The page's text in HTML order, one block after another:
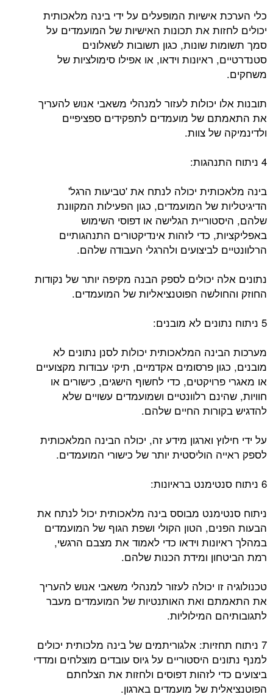
כלי הערכת אישיות המופעלים על ידי בינה מלאכותית
יכולים לחזות את תכונות האישיות של המועמדים על
סמך תשומות שונות, כגון תשובות לשאלונים
סטנדרטיים, ראיונות וידאו, או אפילו סימולציות של
משחקים.
תובנות אלו יכולות לעזור למנהלי משאבי אנוש להעריך
את התאמתם של מועמדים לתפקידים ספציפיים
ולדינמיקה של צוות.
4 ניתוח התנהגות:
בינה מלאכותית יכולה לנתח את 'טביעות הרגל'
הדיגיטליות של המועמדים, כגון הפעילות המקוונת
שלהם, היסטוריית הגלישה או דפוסי השימוש
באפליקציות, כדי לזהות אינדיקטורים התנהגותיים
הרלוונטיים לביצועים ולהרגלי העבודה שלהם.
נתונים אלה יכולים לספק הבנה מקיפה יותר של נקודות
החוזק והחולשה הפוטנציאליות של המועמדים.
5 ניתוח נתונים לא מובנים:
מערכות הבינה המלאכותית יכולות לסנן נתונים לא
מובנים, כגון פרסומים אקדמיים, תיקי עבודות מקצועיים
או מאגרי פרויקטים, כדי לחשוף הישגים, כישורים או
חוויות, שהינם רלוונטיים ושמועמדים עשויים שלא
להדגיש בקורות החיים שלהם.
על ידי חילוץ וארגון מידע זה, יכולה הבינה המלאכותית
לספק ראייה הוליסטית יותר של כישורי המועמדים.
6 ניתוח סנטימנט בראיונות:
ניתוח סנטימנט מבוסס בינה מלאכותית יכול לנתח את
הבעות הפנים, הטון הקולי ושפת הגוף של המועמדים
במהלך ראיונות וידאו כדי לאמוד את מצבם הרגשי,
רמת הביטחון ומידת הכנות שלהם.
טכנולוגיה זו יכולה לעזור למנהלי משאבי אנוש להעריך
את התאמתם ואת האותנטיות של המועמדים מעבר
לתגובותיהם המילוליות.
7 ניתוח תחזיות: אלגוריתמים של בינה מלכותית יכולים
למנף נתונים היסטוריים על גיוס עובדים מוצלחים ומדדי
ביצועים כדי לזהות דפוסים ולחזות את הצלחתם
הפוטנציאלית של מועמדים בארגון.